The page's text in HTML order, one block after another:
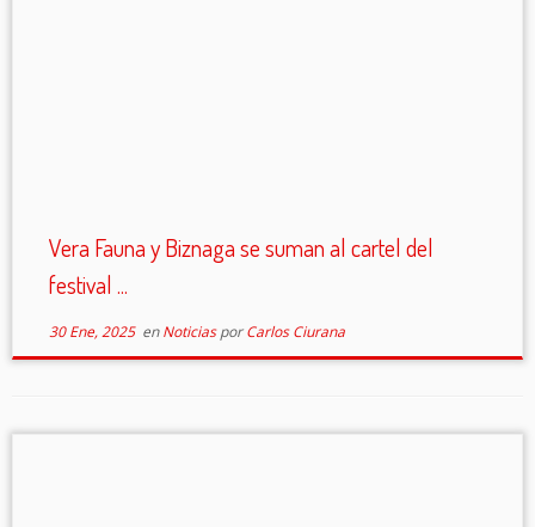
Vera Fauna y Biznaga se suman al cartel del
festival ...
30 Ene, 2025enNoticiasporCarlos Ciurana